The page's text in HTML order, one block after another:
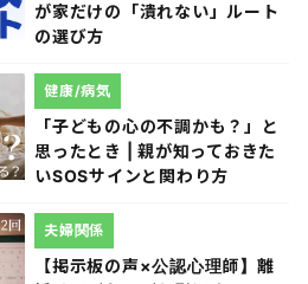
が家だけの「潰れない」ルート
の選び方
「子どもの心の不調かも？」と
思ったとき | 親が知っておきた
いSOSサインと関わり方
健康/病気
【掲示板の声×公認心理師】離
夫婦関係